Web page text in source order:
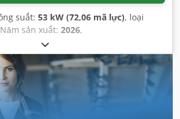
suất: 53 kW (72,06 mã lực), loại
sản xuất: 2026,